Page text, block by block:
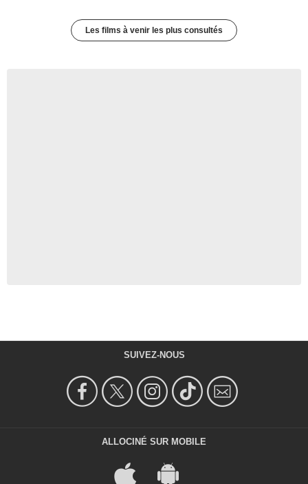
Les films à venir les plus consultés
SUIVEZ-NOUS
ALLOCINÉ SUR MOBILE